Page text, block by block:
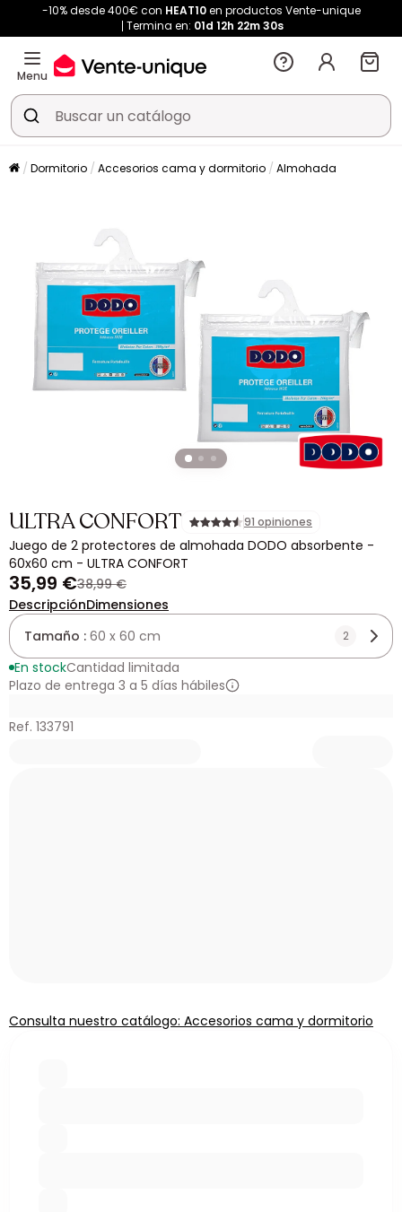
-10% desde 400€ con HEAT10en productos Vente-unique
Termina en: 01d 12h 22m30s
Menu
Dormitorio Accesorios cama y dormitorio Almohada
ULTRA CONFORT 91 opiniones
Juego de 2 protectores de almohada DODO absorbente -
60x60 cm - ULTRA CONFORT
35,99 €38,99 €
DescripciónDimensiones
Tamaño :
60 x 60 cm 2
En stockCantidad limitada
Plazo de entrega 3 a 5 días hábiles
Ref. 133791
Consulta nuestro catálogo: Accesorios cama y dormitorio